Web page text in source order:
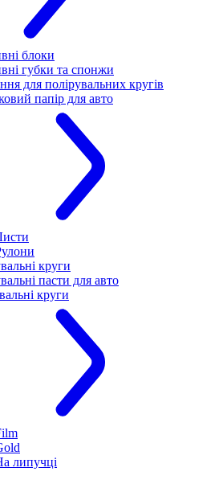
блоки
губки та спонжи
для полірувальних кругів
папір для авто
круги
пасти для авто
круги
липучці